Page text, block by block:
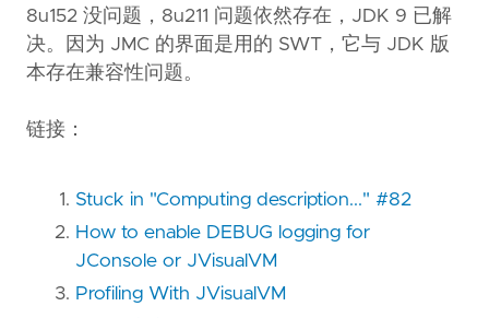
8u152 没问题，8u211 问题依然存在，JDK 9 已解
决。因为 JMC 的界面是用的 SWT，它与 JDK 版
本存在兼容性问题。
链接：
Stuck in "Computing description..." #82
How to enable DEBUG logging for
JConsole or JVisualVM
Profiling With JVisualVM